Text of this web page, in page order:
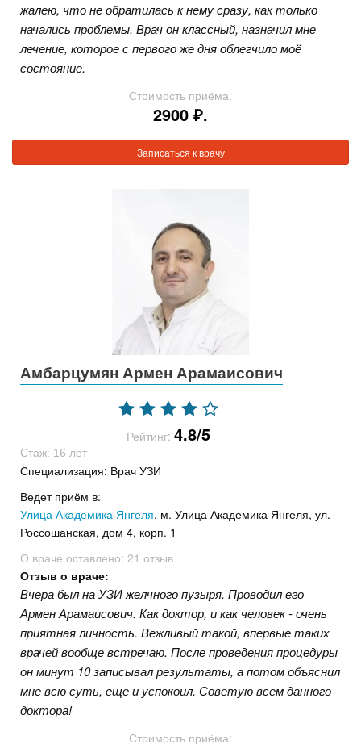
жалею, что не обратилась к нему сразу, как только
начались проблемы. Врач он классный, назначил мне
лечение, которое с первого же дня облегчило моё
состояние.
Стоимость приёма:
2900 ₽.
Записаться к врачу
Амбарцумян Армен Арамаисович
Рейтинг: 4.8/5
Стаж: 16 лет
Специализация: Врач УЗИ
Ведет приём в:
Улица Академика Янгеля, м. Улица Академика Янгеля, ул.
Россошанская, дом 4, корп. 1
О враче оставлено: 21 отзыв
Отзыв о враче:
Вчера был на УЗИ желчного пузыря. Проводил его
Армен Арамаисович. Как доктор, и как человек - очень
приятная личность. Вежливый такой, впервые таких
врачей вообще встречаю. После проведения процедуры
он минут 10 записывал результаты, а потом объяснил
мне всю суть, еще и успокоил. Советую всем данного
доктора!
Стоимость приёма: